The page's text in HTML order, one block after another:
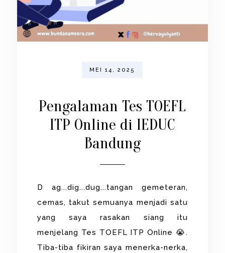
MEI 14, 2025
Pengalaman Tes TOEFL
ITP Online di IEDUC
Bandung
D ag...dig...dug...tangan gemeteran,
cemas, takut semuanya menjadi satu
yang saya rasakan siang itu
menjelang Tes TOEFL ITP Online 😭.
Tiba-tiba fikiran saya menerka-nerka,